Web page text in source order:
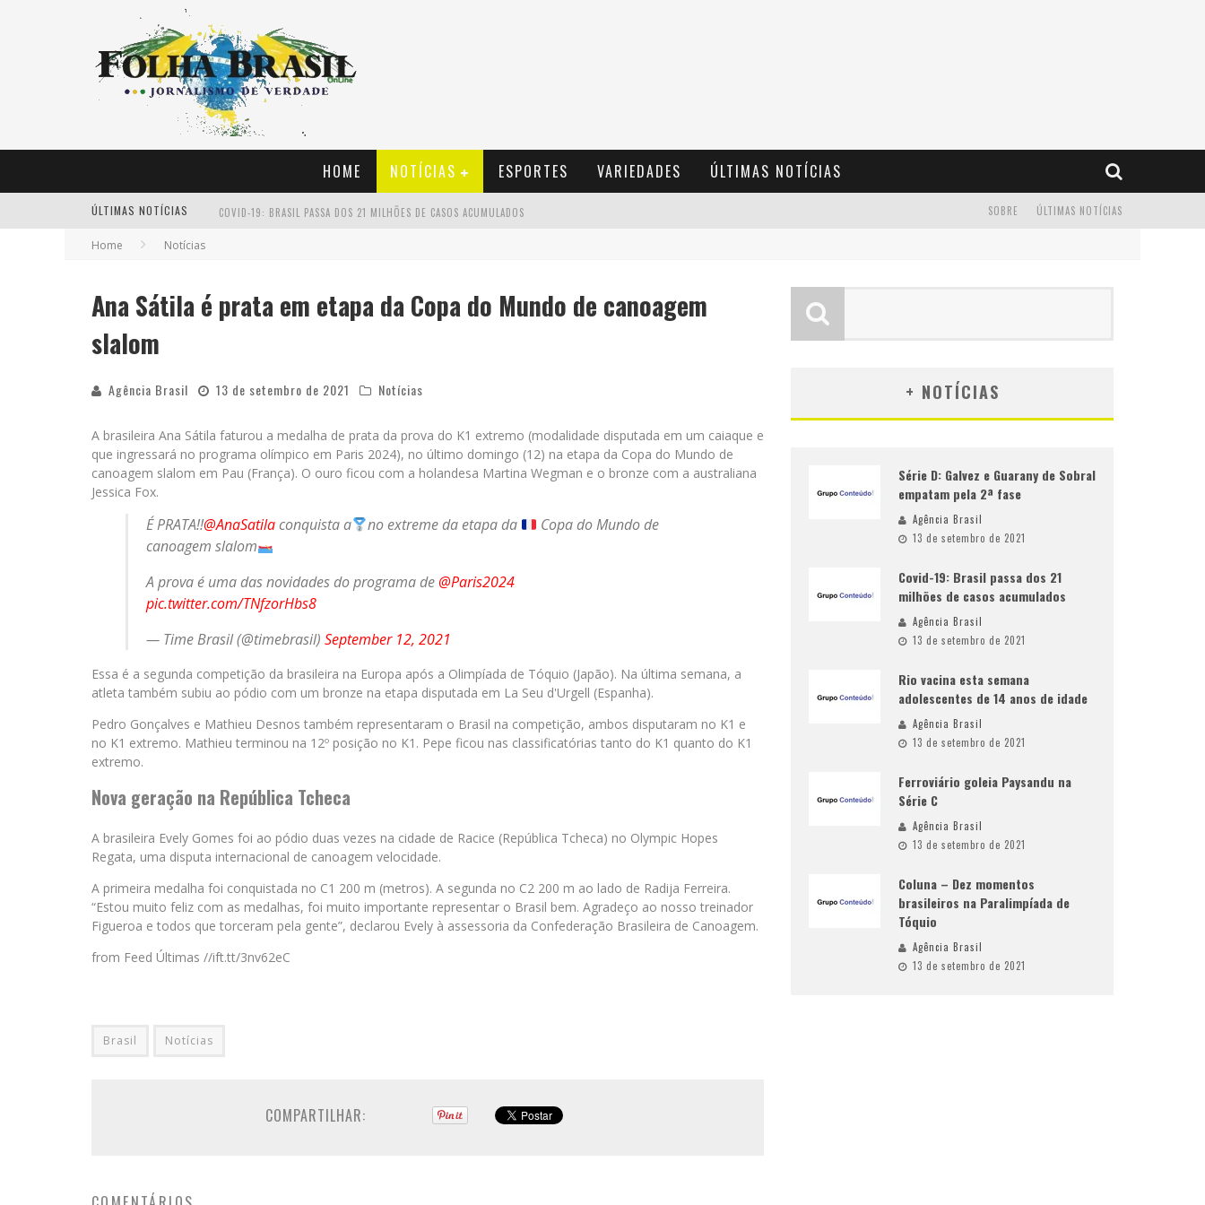
HOME NOTÍCIAS ESPORTES VARIEDADES ÚLTIMAS NOTÍCIAS
ÚLTIMAS NOTÍCIAS COVID-19: BRASIL PASSA DOS 21 MILHÕES DE CASOS ACUMULADOS
SÉRIE D: GALVEZ E GUARANY DE SOBRAL EMPATAM PELA 2ª FASE
ÚLTIMAS NOTÍCIAS
SOBRE
Home Notícias
Ana Sátila é prata em etapa da Copa do Mundo de canoagem
slalom
Agência Brasil 13 de setembro de 2021 Notícias
A brasileira Ana Sátila faturou a medalha de prata da prova do K1 extremo (modalidade disputada em um caiaque e
que ingressará no programa olímpico em Paris 2024), no último domingo (12) na etapa da Copa do Mundo de
canoagem slalom em Pau (França). O ouro ficou com a holandesa Martina Wegman e o bronze com a australiana
Jessica Fox.
É PRATA!!@AnaSatilaconquista a no extreme da etapa da
Copa do Mundo de
canoagem slalom
A prova é uma das novidades do programa de@Paris2024
pic.twitter.com/TNfzorHbs8
— Time Brasil (@timebrasil) September 12, 2021
Essa é a segunda competição da brasileira na Europa após a Olimpíada de Tóquio (Japão). Na última semana, a
atleta também subiu ao pódio com um bronze na etapa disputada em La Seu d'Urgell (Espanha).
Pedro Gonçalves e Mathieu Desnos também representaram o Brasil na competição, ambos disputaram no K1 e
no K1 extremo. Mathieu terminou na 12º posição no K1. Pepe ficou nas classificatórias tanto do K1 quanto do K1
extremo.
Nova geração na República Tcheca
A brasileira Evely Gomes foi ao pódio duas vezes na cidade de Racice (República Tcheca) no Olympic Hopes
Regata, uma disputa internacional de canoagem velocidade.
A primeira medalha foi conquistada no C1 200 m (metros). A segunda no C2 200 m ao lado de Radija Ferreira.
“Estou muito feliz com as medalhas, foi muito importante representar o Brasil bem. Agradeço ao nosso treinador
Figueroa e todos que torceram pela gente”, declarou Evely à assessoria da Confederação Brasileira de Canoagem.
from Feed Últimas //ift.tt/3nv62eC
Brasil Notícias
COMPARTILHAR:
+ NOTÍCIAS
Série D: Galvez e Guarany de Sobral
empatam pela 2ª fase
Agência Brasil
13 de setembro de 2021
Covid-19: Brasil passa dos 21
milhões de casos acumulados
Agência Brasil
13 de setembro de 2021
Rio vacina esta semana
adolescentes de 14 anos de idade
Agência Brasil
13 de setembro de 2021
Ferroviário goleia Paysandu na
Série C
Agência Brasil
13 de setembro de 2021
Coluna – Dez momentos
brasileiros na Paralimpíada de
Tóquio
Agência Brasil
13 de setembro de 2021